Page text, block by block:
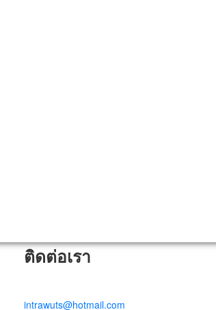
ติดต่อเรา
intrawuts@hotmail.com